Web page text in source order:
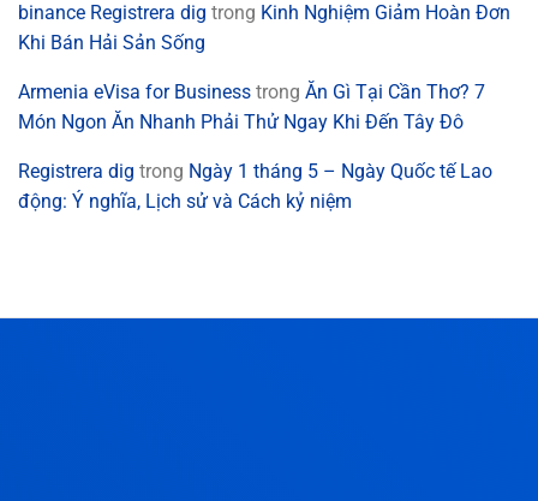
binance Registrera dig trong Kinh Nghiệm Giảm Hoàn Đơn
Khi Bán Hải Sản Sống
Armenia eVisa for Business trong Ăn Gì Tại Cần Thơ? 7
Món Ngon Ăn Nhanh Phải Thử Ngay Khi Đến Tây Đô
Registrera dig trong Ngày 1 tháng 5 – Ngày Quốc tế Lao
động: Ý nghĩa, Lịch sử và Cách kỷ niệm